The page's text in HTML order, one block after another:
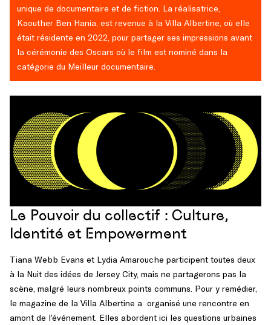
unique de documentaire et de fiction. La réalisatrice,
Kaouther Ben Hania, est revenue à la Villa Albertine, où elle
était résidente en 2022, pour partager ses impressions avant
la cérémonie des Oscars où le film est nominé dans la
catégorie du Meilleur documentaire.
Le Pouvoir du collectif : Culture,
Identité et Empowerment
Tiana Webb Evans et Lydia Amarouche participent toutes deux
à la Nuit des idées de Jersey City, mais ne partagerons pas la
scène, malgré leurs nombreux points communs. Pour y remédier,
le magazine de la Villa Albertine a organisé une rencontre en
amont de l’événement. Elles abordent ici les questions urbaines